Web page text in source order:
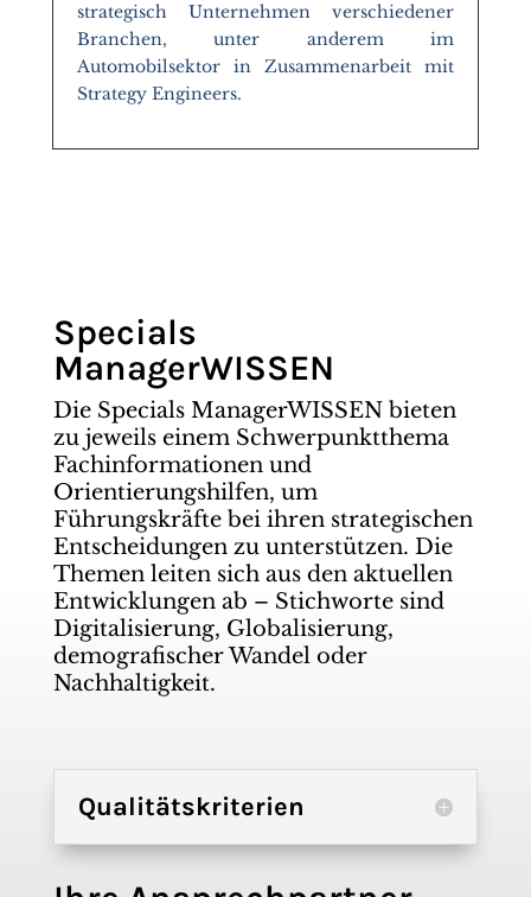
strategisch Unternehmen verschiedener
Branchen, unter anderem im
Automobilsektor in Zusammenarbeit mit
Strategy Engineers.
Specials
ManagerWISSEN
Die Specials ManagerWISSEN bieten
zu jeweils einem Schwerpunktthema
Fachinformationen und
Orientierungshilfen, um
Führungskräfte bei ihren strategischen
Entscheidungen zu unterstützen. Die
Themen leiten sich aus den aktuellen
Entwicklungen ab – Stichworte sind
Digitalisierung, Globalisierung,
demografischer Wandel oder
Nachhaltigkeit.
Qualitätskriterien